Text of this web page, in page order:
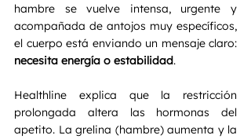
hambre se vuelve intensa, urgente y
acompañada de antojos muy específicos,
necesita energía o estabilidad.
Healthline explica que la restricción
prolongada altera las hormonas del
apetito. La grelina (hambre) aumenta y la